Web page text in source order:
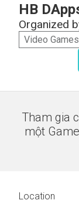
HB
Organized
Video Games
Tham gia
một
Location